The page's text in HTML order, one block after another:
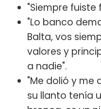
"Siempre fuiste
"Lo banco
Balta, vos
valores y
a nadie".
"Me dolió y me
su llanto tenía